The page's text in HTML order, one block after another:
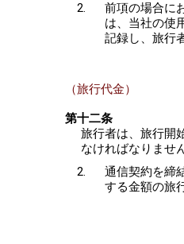
前項の場合に
は、当社の使
記録し、旅行
（旅行代金）
第十二条
旅行者は、旅行開
なければなりません
通信契約を締
する金額の旅